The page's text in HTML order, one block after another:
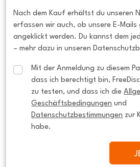
Nach dem Kauf erhältst du unseren
erfassen wir auch, ob unsere E-
angeklickt werden. Du kannst dem
– mehr dazu in unseren
Mit der Anmeldung zu diesem
dass ich berechtigt bin,
zu testen, und dass ich die
Geschäftsbedingungen
Datenschutzbestimmungen zur
habe.